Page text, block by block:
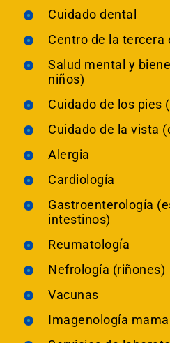
Cuidado dental
Centro de la tercera
Salud mental y
niños)
Cuidado de los pies
Cuidado de la vista
Alergia
Cardiología
Gastroenterología
intestinos)
Reumatología
Nefrología (riñones)
Vacunas
Imagenología